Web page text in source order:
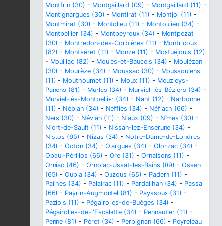
Montfrin (30) - Montgaillard (09) - Montgaillard (11) -
Montignargues (30) - Montirat (11) - Montjoi (11) -
Montmirat (30) - Montolieu (11) - Montoulieu (34) -
Montpellier (34) - Montpeyroux (34) - Montpezat
(30) - Montredon-des-Corbières (11) - Montricoux
(82) - Montséret (11) - Monze (11) - Mostuéjouls (12)
- Mouillac (82) - Moulès-et-Baucels (34) - Moulézan
(30) - Mourèze (34) - Moussac (30) - Moussoulens
(11) - Mouthoumet (11) - Moux (11) - Mouzieys-
Panens (81) - Murles (34) - Murviel-lès-Béziers (34) -
Murviel-lès-Montpellier (34) - Nant (12) - Narbonne
(11) - Nébian (34) - Neffiès (34) - Néfiach (66) -
Ners (30) - Névian (11) - Niaux (09) - Nîmes (30) -
Niort-de-Sault (11) - Nissan-lez-Enserune (34) -
Nistos (65) - Nizas (34) - Notre-Dame-de-Londres
(34) - Octon (34) - Olargues (34) - Olonzac (34) -
Opoul-Périllos (66) - Ore (31) - Ornaisons (11) -
Orniac (46) - Ornolac-Ussat-les-Bains (09) - Ossen
(65) - Oupia (34) - Ouzous (65) - Padern (11) -
Pailhès (34) - Palairac (11) - Pardailhan (34) - Passa
(66) - Payrin-Augmontel (81) - Payssous (31) -
Paziols (11) - Pégairolles-de-Buèges (34) -
Pégairolles-de-l'Escalette (34) - Pennautier (11) -
Penne (81) - Péret (34) - Perpignan (66) - Peyreleau